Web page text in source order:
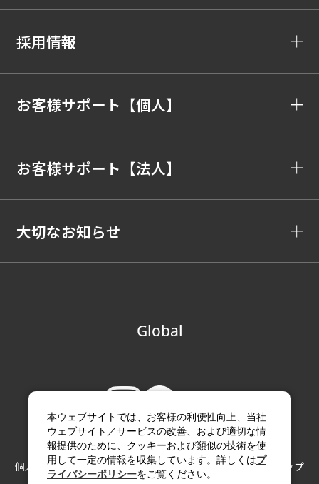
採用情報
お客様サポート【個人】
お客様サポート【法人】
大切なお知らせ
Global
個人情報の取り扱い サイトのご利用にあたって サイトマップ
本ウェブサイトでは、お客様の利便性向上、当社
ウェブサイト／サービスの改善、および適切な情
報提供のために、クッキーおよび類似の技術を使
用して一定の情報を収集しています。詳しくはプ
ライバシーポリシーをご覧ください。